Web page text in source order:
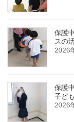
保護
スの
2026
保護
子ど
2026